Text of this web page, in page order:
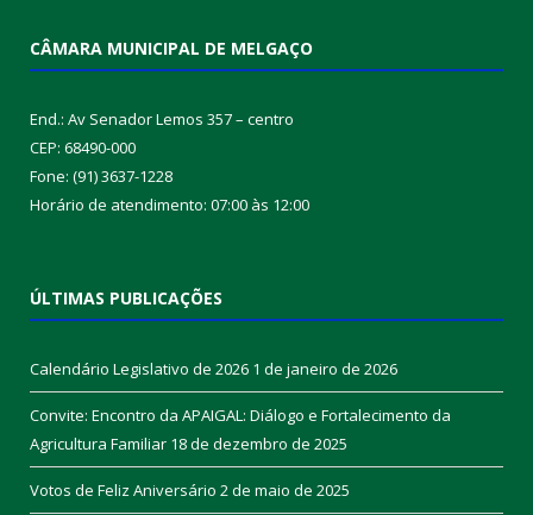
CÂMARA MUNICIPAL DE MELGAÇO
End.: Av Senador Lemos 357 – centro
CEP: 68490-000
Fone: (91) 3637-1228
Horário de atendimento: 07:00 às 12:00
ÚLTIMAS PUBLICAÇÕES
Calendário Legislativo de 2026 1 de janeiro de 2026
Convite: Encontro da APAIGAL: Diálogo e Fortalecimento da
Agricultura Familiar 18 de dezembro de 2025
Votos de Feliz Aniversário 2 de maio de 2025